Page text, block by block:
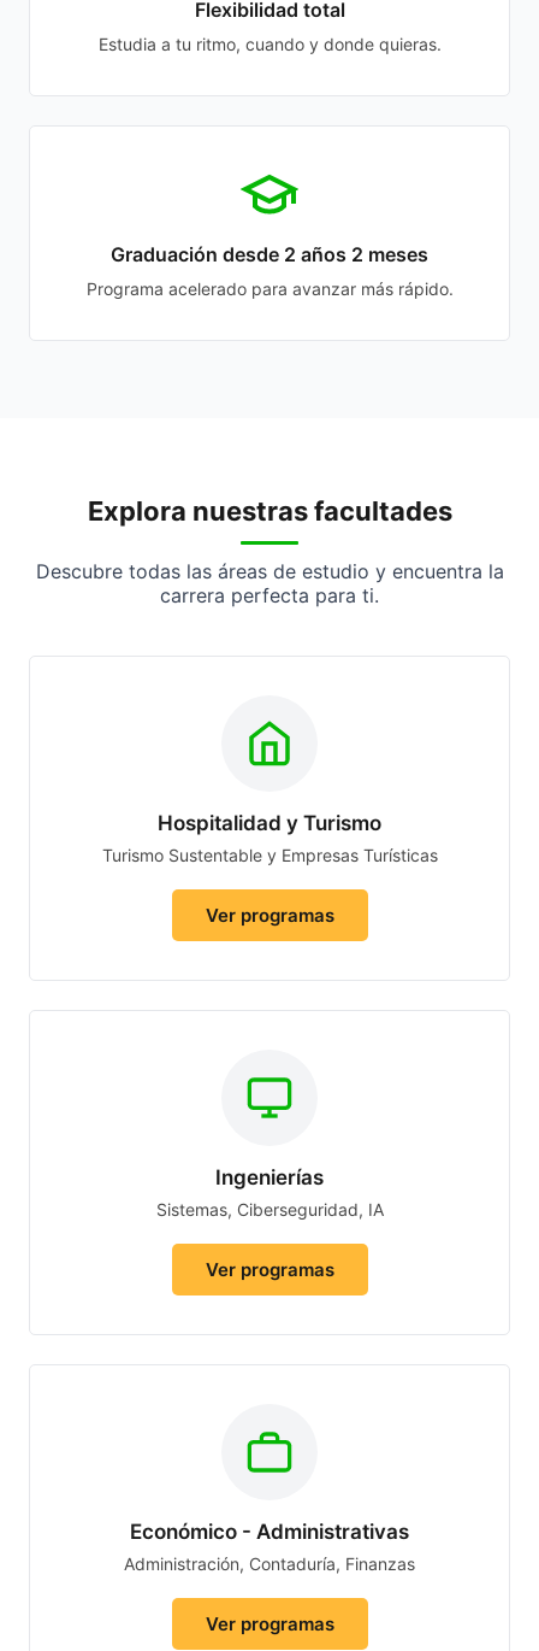
Flexibilidad total
Estudia a tu ritmo, cuando y donde quieras.
Graduación desde 2 años 2 meses
Programa acelerado para avanzar más rápido.
Explora nuestras facultades
Descubre todas las áreas de estudio y encuentra la
carrera perfecta para ti.
Hospitalidad y Turismo
Turismo Sustentable y Empresas Turísticas
Ver programas
Ingenierías
Sistemas, Ciberseguridad, IA
Ver programas
Económico - Administrativas
Administración, Contaduría, Finanzas
Ver programas